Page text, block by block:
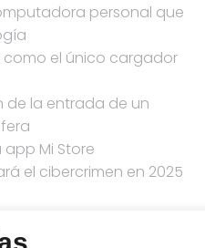
personal que
como el único cargador
de la entrada de un
Mi Store
el cibercrimen en 2025